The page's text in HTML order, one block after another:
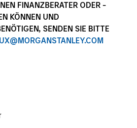
FINANZBERATER ODER -
KÖNNEN UND
SENDEN SIE BITTE